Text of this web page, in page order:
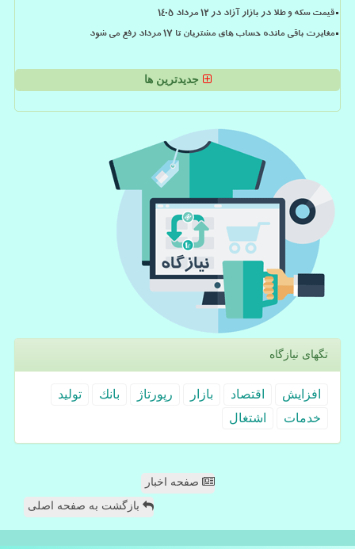
قیمت سکه و طلا در بازار آزاد در ۱۲ مرداد ۱۴۰۵
مغایرت باقی مانده حساب های مشتریان تا 17 مرداد رفع می شود
جدیدترین ها
تگهای نیازگاه
افزایش اقتصاد بازار رپورتاژ بانك
تولید
خدمات
اشتغال
صفحه اخبار
بازگشت به صفحه اصلی